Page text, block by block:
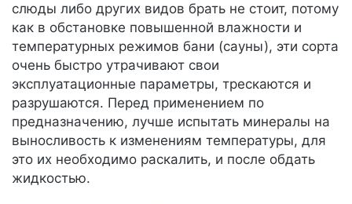
слюды либо других видов брать не стоит, потому
как в обстановке повышенной влажности и
температурных режимов бани (сауны), эти сорта
очень быстро утрачивают свои
эксплуатационные параметры, трескаются и
разрушаются. Перед применением по
предназначению, лучше испытать минералы на
выносливость к изменениям температуры, для
это их необходимо раскалить, и после обдать
жидкостью.